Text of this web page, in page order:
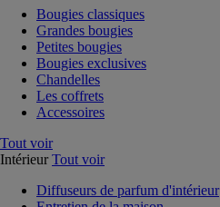
Bougies classiques
Grandes bougies
Petites bougies
Bougies exclusives
Chandelles
Les coffrets
Accessoires
Tout voir
Intérieur Tout voir
Diffuseurs de parfum d'intérieur